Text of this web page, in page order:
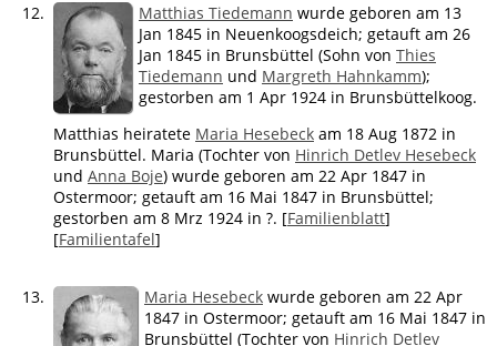
12. Matthias Tiedemann wurde geboren am 13
Jan 1845 in Neuenkoogsdeich; getauft am 26
Jan 1845 in Brunsbüttel (Sohn von Thies
Tiedemann und Margreth Hahnkamm);
gestorben am 1 Apr 1924 in Brunsbüttelkoog.
Matthias heiratete Maria Hesebeck am 18 Aug 1872 in
Brunsbüttel. Maria (Tochter von Hinrich Detlev Hesebeck
und Anna Boje) wurde geboren am 22 Apr 1847 in
Ostermoor; getauft am 16 Mai 1847 in Brunsbüttel;
gestorben am 8 Mrz 1924 in ?. [Familienblatt]
[Familientafel]
13. Maria Hesebeck wurde geboren am 22 Apr
1847 in Ostermoor; getauft am 16 Mai 1847 in
Brunsbüttel (Tochter von Hinrich Detlev